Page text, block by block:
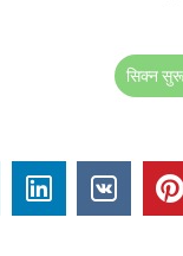
सिक्न सुरू